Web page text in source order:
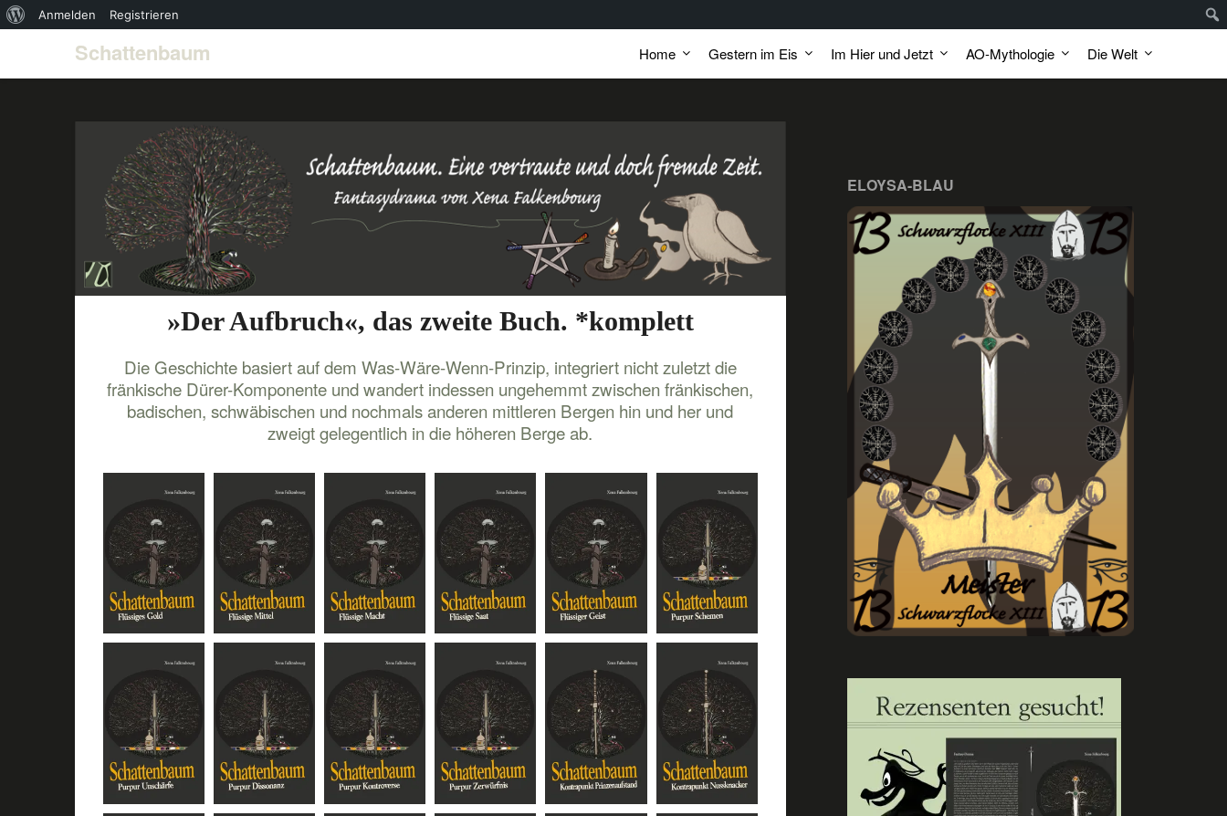
Schattenbaum Home Gestern im Eis Im Hier und Jetzt AO-Mythologie Die Welt
»Der Aufbruch«, das zweite Buch. *komplett
Die Geschichte basiert auf dem Was-Wäre-Wenn-Prinzip, integriert nicht zuletzt die
fränkische Dürer-Komponente und wandert indessen ungehemmt zwischen fränkischen,
badischen, schwäbischen und nochmals anderen mittleren Bergen hin und her und
zweigt gelegentlich in die höheren Berge ab.
ELOYSA-BLAU
Über
WordPress
Anmelden Registrieren